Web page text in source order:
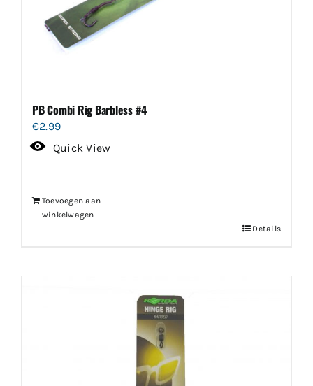
PB Combi Rig Barbless #4
€2.99
Quick View
Toevoegen aan
winkelwagen
Details